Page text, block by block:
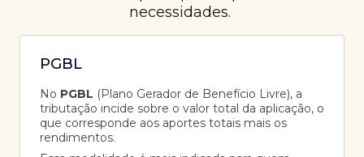
necessidades.
PGBL
No PGBL (Plano Gerador de Benefício Livre), a
tributação incide sobre o valor total da aplicação, o
que corresponde aos aportes totais mais os
rendimentos.